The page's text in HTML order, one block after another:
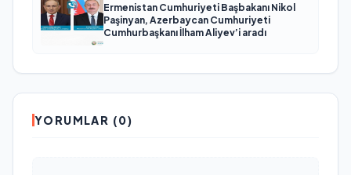
Ermenistan Cumhuriyeti Başbakanı Nikol
Paşinyan, Azerbaycan Cumhuriyeti
Cumhurbaşkanı İlham Aliyev’i aradı
YORUMLAR (0)